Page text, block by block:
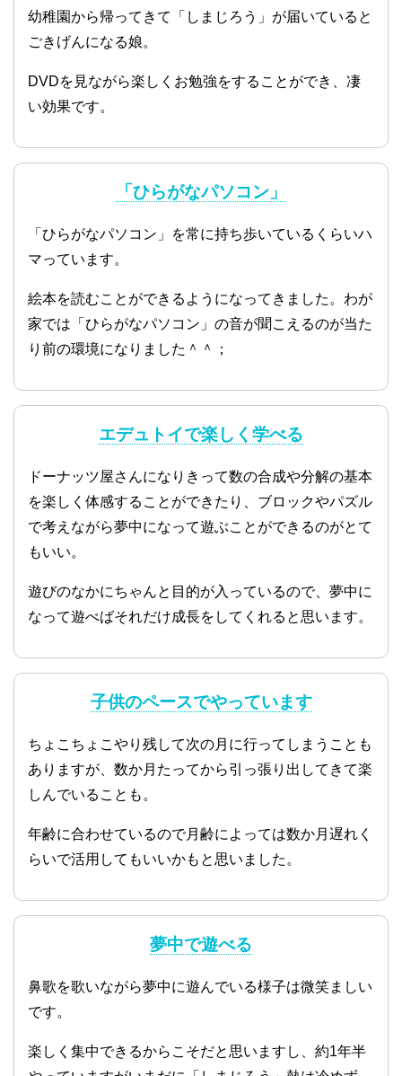
幼稚園から帰ってきて「しまじろう」が届いていると
ごきげんになる娘。
DVDを見ながら楽しくお勉強をすることができ、凄
い効果です。
「ひらがなパソコン」
「ひらがなパソコン」を常に持ち歩いているくらいハ
マっています。
絵本を読むことができるようになってきました。わが
家では「ひらがなパソコン」の音が聞こえるのが当た
り前の環境になりました＾＾；
エデュトイで楽しく学べる
ドーナッツ屋さんになりきって数の合成や分解の基本
を楽しく体感することができたり、ブロックやパズル
で考えながら夢中になって遊ぶことができるのがとて
もいい。
遊びのなかにちゃんと目的が入っているので、夢中に
なって遊べばそれだけ成長をしてくれると思います。
子供のペースでやっています
ちょこちょこやり残して次の月に行ってしまうことも
ありますが、数か月たってから引っ張り出してきて楽
しんでいることも。
年齢に合わせているので月齢によっては数か月遅れく
らいで活用してもいいかもと思いました。
夢中で遊べる
鼻歌を歌いながら夢中に遊んでいる様子は微笑ましい
です。
楽しく集中できるからこそだと思いますし、約1年半